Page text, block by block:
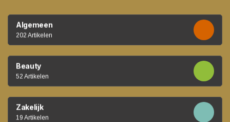
Algemeen
202 Artikelen
Beauty
52 Artikelen
Zakelijk
19 Artikelen